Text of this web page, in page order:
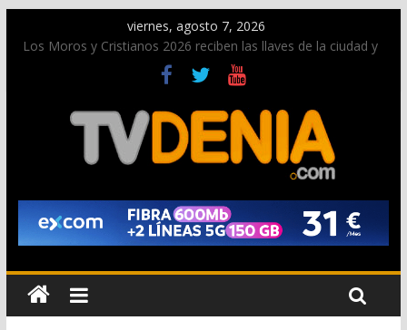
viernes, agosto 7, 2026
Los Moros y Cristianos 2026 reciben las llaves de la ciudad y
dan inicio a las fiestas en Dénia
El bando moro protagonista en la Segunda Entraeta Festera
Paco Adsuar dona al Arxiu de Dénia más de 50.000 imágenes
de la memoria visual de la ciudad
La Entraeta Festera llena de ambiente la calle Marqués de
Campo con la recepción a la Capitanía Cristiana
El XII Festival de Jazz de Dénia reunirá durante agosto a
figuras nacionales e internacionales en los Jardins de
Torrecremada